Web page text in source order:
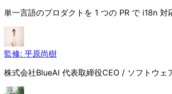
単一言語のプロダクトを 1 つの PR で i18n
監修: 平原尚樹
株式会社BlueAI 代表取締役CEO / ソフトウ